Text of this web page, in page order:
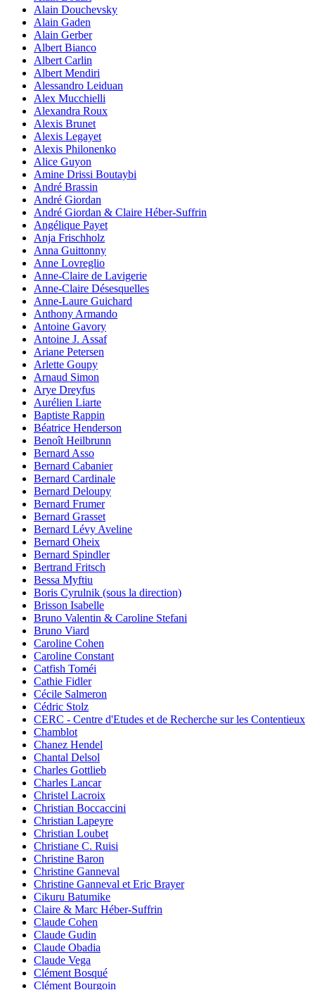
Alain Douchevsky
Alain Gaden
Alain Gerber
Albert Bianco
Albert Carlin
Albert Mendiri
Alessandro Leiduan
Alex Mucchielli
Alexandra Roux
Alexis Brunet
Alexis Legayet
Alexis Philonenko
Alice Guyon
Amine Drissi Boutaybi
André Brassin
André Giordan
André Giordan & Claire Héber-Suffrin
Angélique Payet
Anja Frischholz
Anna Guittonny
Anne Lovreglio
Anne-Claire de Lavigerie
Anne-Claire Désesquelles
Anne-Laure Guichard
Anthony Armando
Antoine Gavory
Antoine J. Assaf
Ariane Petersen
Arlette Goupy
Arnaud Simon
Arye Dreyfus
Aurélien Liarte
Baptiste Rappin
Béatrice Henderson
Benoît Heilbrunn
Bernard Asso
Bernard Cabanier
Bernard Cardinale
Bernard Deloupy
Bernard Frumer
Bernard Grasset
Bernard Lévy Aveline
Bernard Oheix
Bernard Spindler
Bertrand Fritsch
Bessa Myftiu
Boris Cyrulnik (sous la direction)
Brisson Isabelle
Bruno Valentin & Caroline Stefani
Bruno Viard
Caroline Cohen
Caroline Constant
Catfish Toméi
Cathie Fidler
Cécile Salmeron
Cédric Stolz
CERC - Centre d'Etudes et de Recherche sur les Contentieux
Chamblot
Chanez Hendel
Chantal Delsol
Charles Gottlieb
Charles Lancar
Christel Lacroix
Christian Boccaccini
Christian Lapeyre
Christian Loubet
Christiane C. Ruisi
Christine Baron
Christine Ganneval
Christine Ganneval et Eric Brayer
Cikuru Batumike
Claire & Marc Héber-Suffrin
Claude Cohen
Claude Gudin
Claude Obadia
Claude Vega
Clément Bosqué
Clément Bourgoin